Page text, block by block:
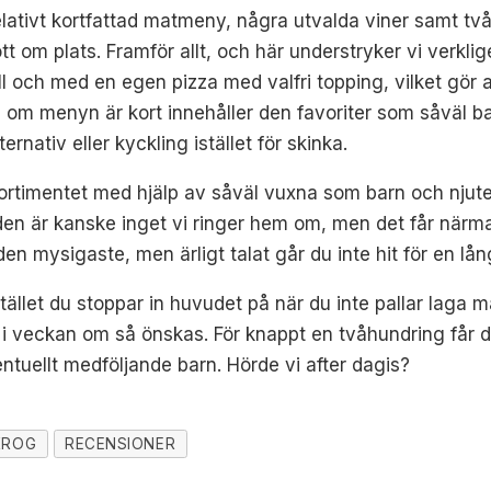
kortfattad matmeny, några utvalda viner samt
om plats. Framför allt, och här understryker vi
och med en egen pizza med valfri topping, vilket gör
menyn är kort innehåller den favoriter som såväl
eller kyckling istället för skinka.
med hjälp av såväl vuxna som barn och
är kanske inget vi ringer hem om, men det får
mysigaste, men ärligt talat går du inte hit för en
du stoppar in huvudet på när du inte pallar laga
om så önskas. För knappt en tvåhundring får
medföljande barn. Hörde vi after dagis?
RECENSIONER